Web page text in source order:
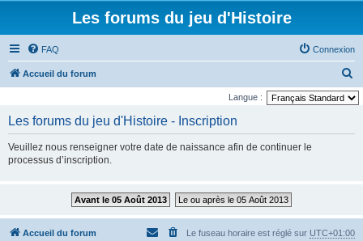
Les forums du jeu d'Histoire
FAQ Connexion
Accueil du forum
e
Langue :
Les forums du jeu d'Histoire - Inscription
Veuillez nous renseigner votre date de naissance afin de continuer le
processus d’inscription.
Avant le 05 Août 2013 Le ou après le 05 Août 2013
Accueil du forum Le fuseau horaire est réglé sur UTC+01:00